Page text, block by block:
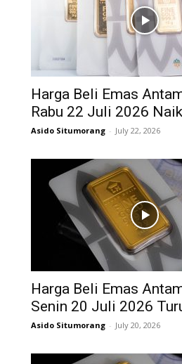
Harga Beli Emas
Rabu 22 Juli 2026
Asido Situmorang - July 22, 2026
Harga Beli Emas
Senin 20 Juli 2026
Asido Situmorang - July 20, 2026